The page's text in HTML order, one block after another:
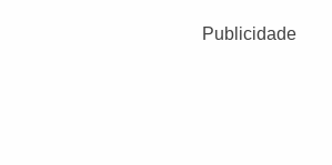
Publicidade